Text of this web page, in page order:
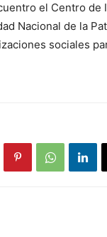
el Centro
Nacional de la
sociales